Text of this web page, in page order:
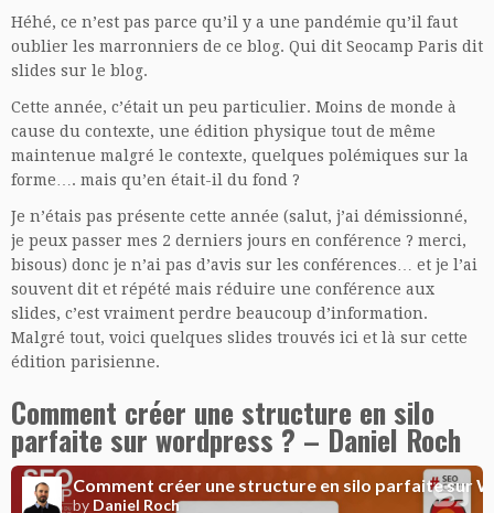
Héhé, ce n’est pas parce qu’il y a une pandémie qu’il faut
oublier les marronniers de ce blog. Qui dit Seocamp Paris dit
slides sur le blog.
Cette année, c’était un peu particulier. Moins de monde à
cause du contexte, une édition physique tout de même
maintenue malgré le contexte, quelques polémiques sur la
forme…. mais qu’en était-il du fond ?
Je n’étais pas présente cette année (salut, j’ai démissionné,
je peux passer mes 2 derniers jours en conférence ? merci,
bisous) donc je n’ai pas d’avis sur les conférences… et je l’ai
souvent dit et répété mais réduire une conférence aux
slides, c’est vraiment perdre beaucoup d’information.
Malgré tout, voici quelques slides trouvés ici et là sur cette
édition parisienne.
Comment créer une structure en silo
parfaite sur wordpress ? – Daniel Roch